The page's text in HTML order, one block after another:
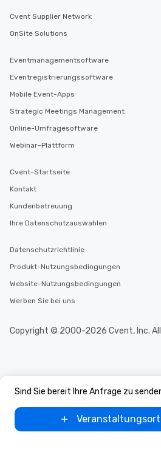
Sind Sie bereit Ihre Anfrage zu
Cvent Supplier Network
OnSite Solutions
Eventmanagementsoftware
Eventregistrierungssoftware
Mobile Event-Apps
Strategic Meetings Management
Online-Umfragesoftware
Webinar-Plattform
Cvent-Startseite
Kontakt
Kundenbetreuung
Ihre Datenschutzauswahlen
Datenschutzrichtlinie
Produkt-Nutzungsbedingungen
Website-Nutzungsbedingungen
Werben Sie bei uns
Copyright © 2000-2026 Cvent, Inc.